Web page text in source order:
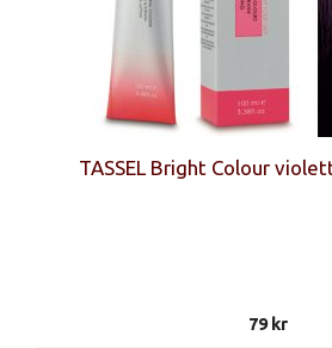
TASSEL Bright Colour
79kr